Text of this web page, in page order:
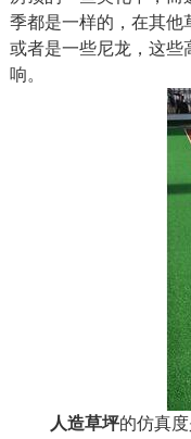
季都是一样的，在其他
或者是一些尼龙，这些
响。
人造草坪的仿真